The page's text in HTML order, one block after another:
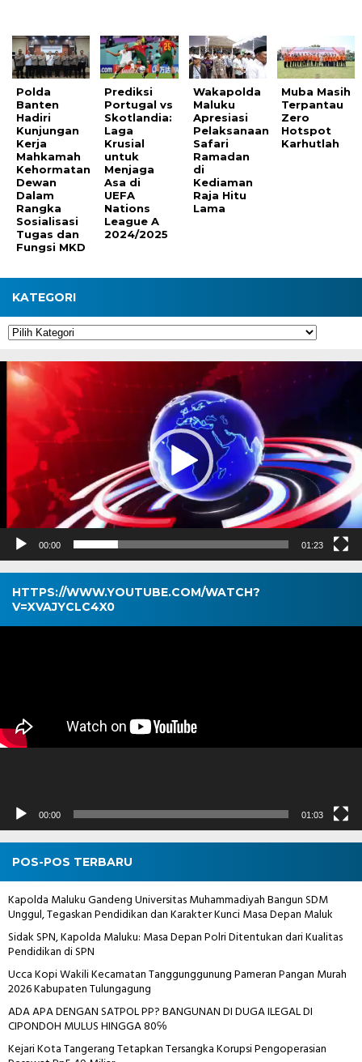
Polda
Banten
Hadiri
Kunjungan
Kerja
Mahkamah
Kehormatan
Dewan
Dalam
Rangka
Sosialisasi
Tugas dan
Fungsi MKD
Prediksi
Portugal vs
Skotlandia:
Laga
Krusial
untuk
Menjaga
Asa di
UEFA
Nations
League A
2024/2025
Wakapolda
Maluku
Apresiasi
Pelaksanaan
Safari
Ramadan
di
Kediaman
Raja Hitu
Lama
Muba Masih
Terpantau
Zero
Hotspot
Karhutlah
KATEGORI
Kategori
Pemutar
Video
00:00 01:23
HTTPS://WWW.YOUTUBE.COM/WATCH?
V=XVAJYCLC4X0
Pemutar
00:00 01:03
POS-POS TERBARU
Kapolda Maluku Gandeng Universitas Muhammadiyah Bangun SDM
Unggul, Tegaskan Pendidikan dan Karakter Kunci Masa Depan Maluk
Sidak SPN, Kapolda Maluku: Masa Depan Polri Ditentukan dari Kualitas
Pendidikan di SPN
Ucca Kopi Wakili Kecamatan Tanggunggunung Pameran Pangan Murah
2026 Kabupaten Tulungagung
ADA APA DENGAN SATPOL PP? BANGUNAN DI DUGA ILEGAL DI
CIPONDOH MULUS HINGGA 80℅
Kejari Kota Tangerang Tetapkan Tersangka Korupsi Pengoperasian